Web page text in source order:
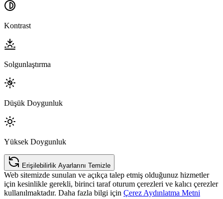
Kontrast
Solgunlaştırma
Düşük Doygunluk
Yüksek Doygunluk
Erişilebilirlik Ayarlarını Temizle
Web sitemizde sunulan ve açıkça talep etmiş olduğunuz hizmetler
için kesinlikle gerekli, birinci taraf oturum çerezleri ve kalıcı çerezler
kullanılmaktadır. Daha fazla bilgi için Çerez Aydınlatma Metni